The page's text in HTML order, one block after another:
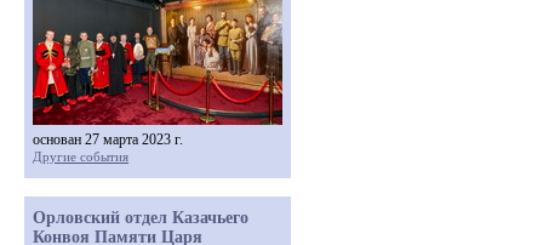
основан 27 марта 2023 г.
Другие события
Орловский отдел Казачьего
Конвоя Памяти Царя